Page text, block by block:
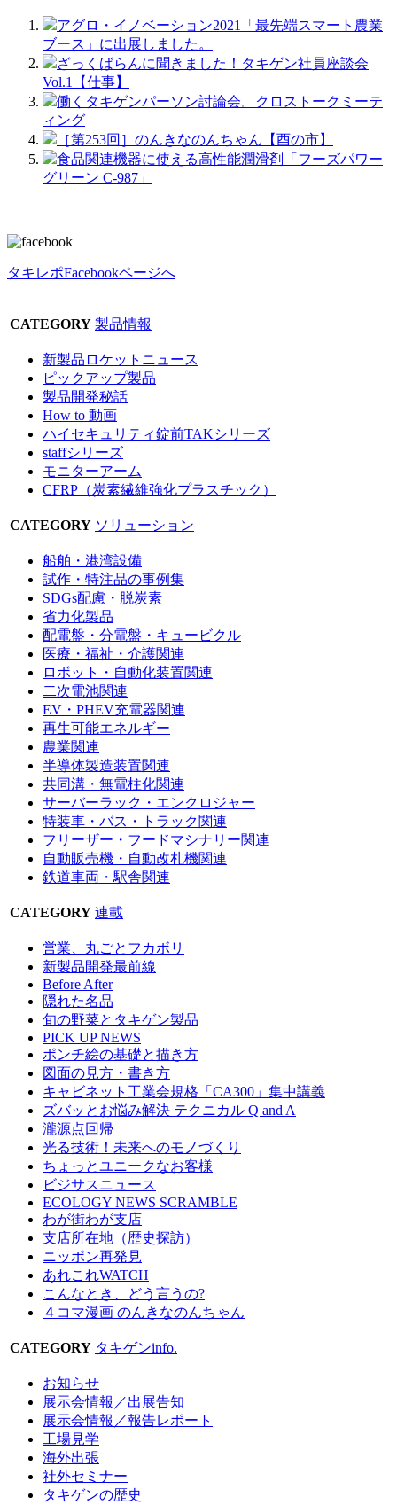
アグロ・イノベーション2021「最先端スマート農業
ブース」に出展しました。
ざっくばらんに聞きました！タキゲン社員座談会
Vol.1【仕事】
働くタキゲンパーソン討論会。クロストークミーテ
ィング
［第253回］のんきなのんちゃん【酉の市】
食品関連機器に使える高性能潤滑剤「フーズパワー
グリーン C-987」
タキレポFacebookページへ
CATEGORY 製品情報
新製品ロケットニュース
ピックアップ製品
製品開発秘話
How to 動画
ハイセキュリティ錠前TAKシリーズ
staffシリーズ
モニターアーム
CFRP（炭素繊維強化プラスチック）
CATEGORY ソリューション
船舶・港湾設備
試作・特注品の事例集
SDGs配慮・脱炭素
省力化製品
配電盤・分電盤・キュービクル
医療・福祉・介護関連
ロボット・自動化装置関連
二次電池関連
EV・PHEV充電器関連
再生可能エネルギー
農業関連
半導体製造装置関連
共同溝・無電柱化関連
サーバーラック・エンクロジャー
特装車・バス・トラック関連
フリーザー・フードマシナリー関連
自動販売機・自動改札機関連
鉄道車両・駅舎関連
CATEGORY 連載
営業、丸ごとフカボリ
新製品開発最前線
Before After
隠れた名品
旬の野菜とタキゲン製品
PICK UP NEWS
ポンチ絵の基礎と描き方
図面の見方・書き方
キャビネット工業会規格「CA300」集中講義
ズバッとお悩み解決 テクニカル Q and A
瀧源点回帰
光る技術！未来へのモノづくり
ちょっとユニークなお客様
ビジサスニュース
ECOLOGY NEWS SCRAMBLE
わが街わが支店
支店所在地（歴史探訪）
ニッポン再発見
あれこれWATCH
こんなとき、どう言うの?
４コマ漫画 のんきなのんちゃん
CATEGORY タキゲンinfo.
お知らせ
展示会情報／出展告知
展示会情報／報告レポート
工場見学
海外出張
社外セミナー
タキゲンの歴史